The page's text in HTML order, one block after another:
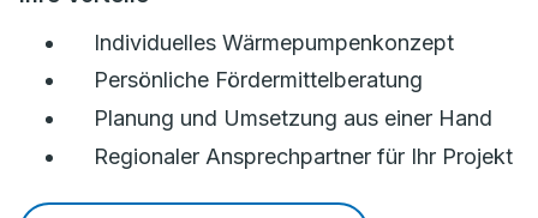
Individuelles Wärmepumpenkonzept
Persönliche Fördermittelberatung
Planung und Umsetzung aus einer Hand
Regionaler Ansprechpartner für Ihr Projekt